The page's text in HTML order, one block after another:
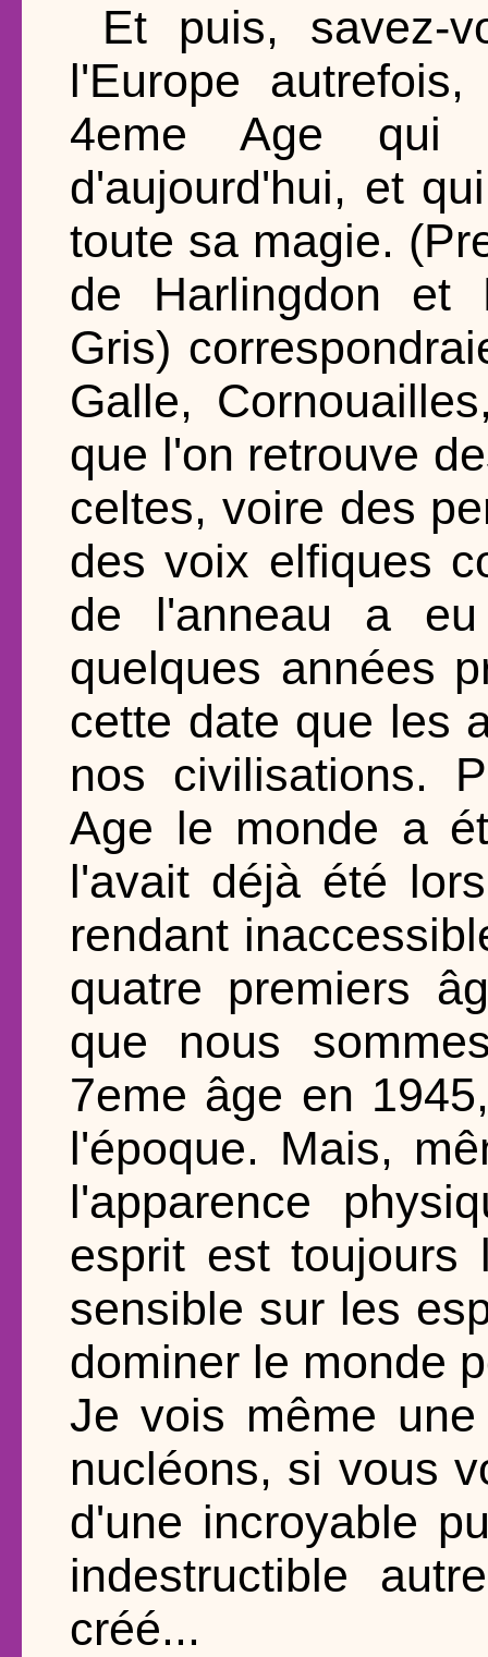
Et puis, savez-
l'Europe
4eme Age qui
d'aujourd'hui, et
toute sa magie.
de Harlingdon et
Gris)
Galle,
que l'on retrouve
celtes, voire des
des voix elfiques
de l'anneau a
quelques années
cette date que les
nos civilisations.
Age le monde a
l'avait déjà été
rendant
quatre premiers
que nous
7eme âge en
l'époque. Mais,
l'apparence
esprit est toujours
sensible sur les
dominer le monde
Je vois même
nucléons, si vous
d'une incroyable
indestructible
créé...